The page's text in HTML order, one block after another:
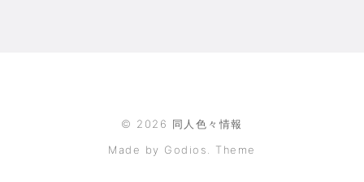
© 2026 同人色々情報
Made by Godios. Theme